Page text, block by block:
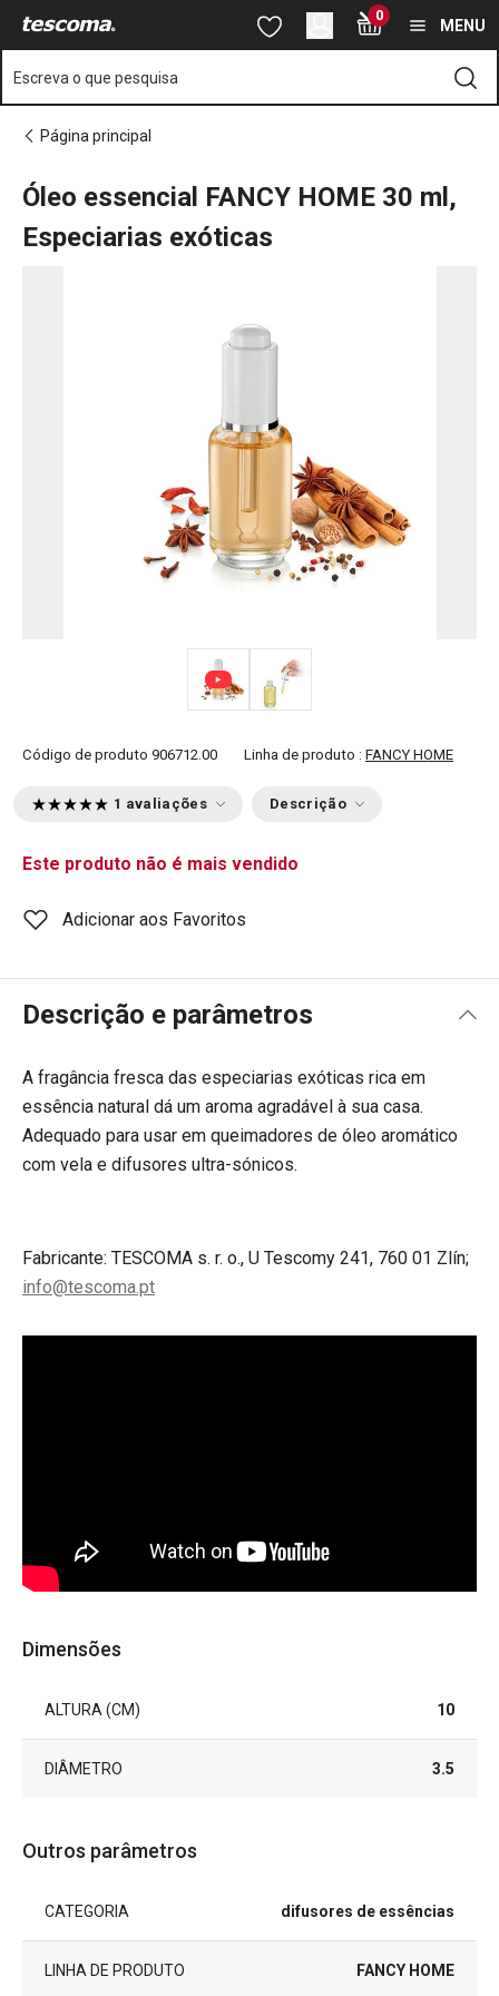
Está na página Óleo essencial FANCY HOME 30 ml,
Saltar para o conteúdo principal
Saltar para a pesquisa
Saltar para a navegação 0
MENU
Escreva o que pesquisa
Página principal
Óleo essencial FANCY HOME 30 ml,
Especiarias exóticas
Código de produto 906712.00 Linha de produto : FANCY HOME
1 avaliações Descrição
Este produto não é mais vendido
Adicionar aos Favoritos
Descrição e parâmetros
A fragância fresca das especiarias exóticas rica em
essência natural dá um aroma agradável à sua casa.
Adequado para usar em queimadores de óleo aromático
com vela e difusores ultra-sónicos.
Fabricante: TESCOMA s. r. o., U Tescomy 241, 760 01 Zlín;
info@tescoma.pt
Dimensões
ALTURA (CM) 10
DIÂMETRO 3.5
Outros parâmetros
CATEGORIA difusores de essências
LINHA DE PRODUTO FANCY HOME